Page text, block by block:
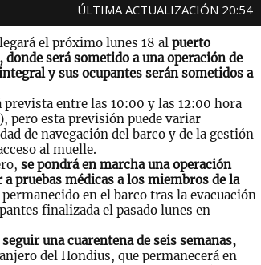
ÚLTIMA ACTUALIZACIÓN 20:54
el próximo lunes 18 al puerto
será sometido a una operación de
y sus ocupantes serán sometidos a
prevista entre las 10:00 y las 12:00 hora
pero esta previsión puede variar
de navegación del barco y de la gestión
al muelle.
se pondrá en marcha una operación
pruebas médicas a los miembros de la
en el barco tras la evacuación
finalizada el pasado lunes en
una cuarentena de seis semanas,
del Hondius, que permanecerá en